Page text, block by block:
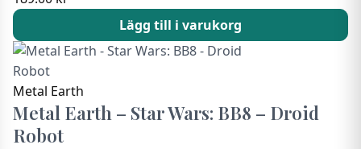
Lägg till i varukorg
Metal Earth
Metal Earth – Star Wars: BB8 – Droid
Robot